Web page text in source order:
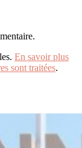
En savoir plus
sont traitées.